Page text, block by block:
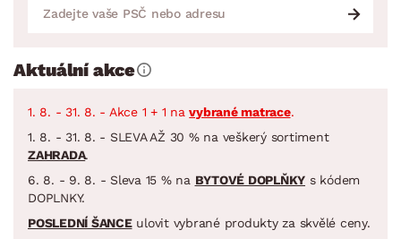
Aktuální akce
1. 8. - 31. 8. - Akce 1 + 1 navybrané matrace.
1. 8. - 31. 8. - SLEVA AŽ 30 % na veškerý sortiment
ZAHRADA.
6. 8. - 9. 8. - Sleva 15 % na BYTOVÉ DOPLŇKY s kódem
DOPLNKY.
POSLEDNÍ ŠANCEulovit vybrané produkty za skvělé ceny.